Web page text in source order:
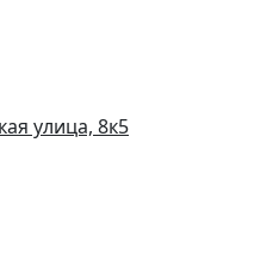
улица, 8к5